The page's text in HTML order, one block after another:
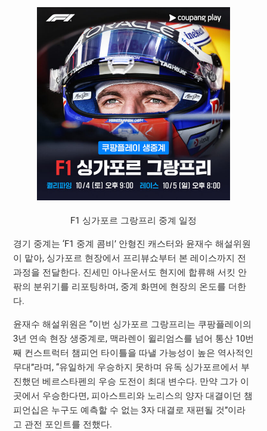
F1 싱가포르 그랑프리 중계 일정
경기 중계는 ‘F1 중계 콤비’ 안형진 캐스터와 윤재수 해설위원
이 맡아, 싱가포르 현장에서 프리뷰쇼부터 본 레이스까지 전
과정을 전달한다. 진세민 아나운서도 현지에 합류해 서킷 안
팎의 분위기를 리포팅하며, 중계 화면에 현장의 온도를 더한
다.
윤재수 해설위원은 “이번 싱가포르 그랑프리는 쿠팡플레이의
3년 연속 현장 생중계로, 맥라렌이 윌리엄스를 넘어 통산 10번
째 컨스트럭터 챔피언 타이틀을 따낼 가능성이 높은 역사적인
무대”라며, “유일하게 우승하지 못하며 유독 싱가포르에서 부
진했던 베르스타펜의 우승 도전이 최대 변수다. 만약 그가 이
곳에서 우승한다면, 피아스트리와 노리스의 양자 대결이던 챔
피언십은 누구도 예측할 수 없는 3자 대결로 재편될 것”이라
고 관전 포인트를 전했다.